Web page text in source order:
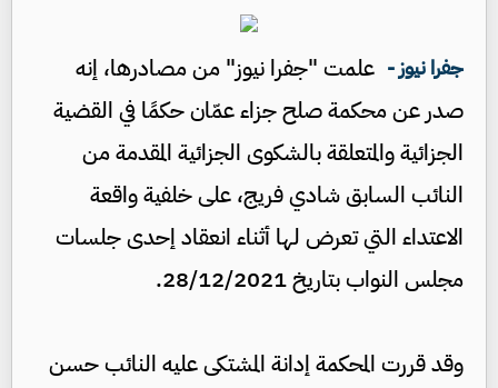
جفرا نيوز - علمت "جفرا نيوز" من مصادرها، إنه
صدر عن محكمة صلح جزاء عمّان حكمًا في القضية
الجزائية والمتعلقة بالشكوى الجزائية المقدمة من
النائب السابق شادي فريج، على خلفية واقعة
الاعتداء التي تعرض لها أثناء انعقاد إحدى جلسات
مجلس النواب بتاريخ 28/12/2021.
وقد قررت المحكمة إدانة المشتكى عليه النائب حسن